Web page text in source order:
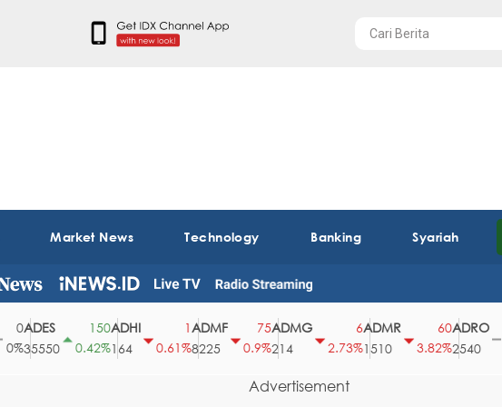
Market News Technology Banking Syariah
ADES
35550
0.42%
ADHI
164
0.61%
ADMF
8225
0.9%
ADMG
214
2.73%
ADMR
1510
3.82%
ADRO
2540
0%
Advertisement